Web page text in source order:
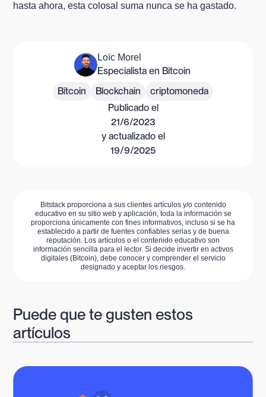
hasta ahora, esta colosal suma nunca se ha gastado.
Loïc Morel
Especialista en Bitcoin
Bitcoin
Blockchain
criptomoneda
Publicado el
21/6/2023
y actualizado el
19/9/2025
Bitstack proporciona a sus clientes artículos y/o contenido
educativo en su sitio web y aplicación, toda la información se
proporciona únicamente con fines informativos, incluso si se ha
establecido a partir de fuentes confiables serias y de buena
reputación. Los artículos o el contenido educativo son
información sencilla para el lector. Si decide invertir en activos
digitales (Bitcoin), debe conocer y comprender el servicio
designado y aceptar los riesgos.
Puede que te gusten estos
artículos